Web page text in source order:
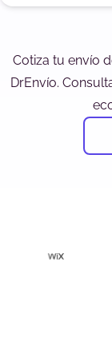
Cotiza tu envío
DrEnvío.